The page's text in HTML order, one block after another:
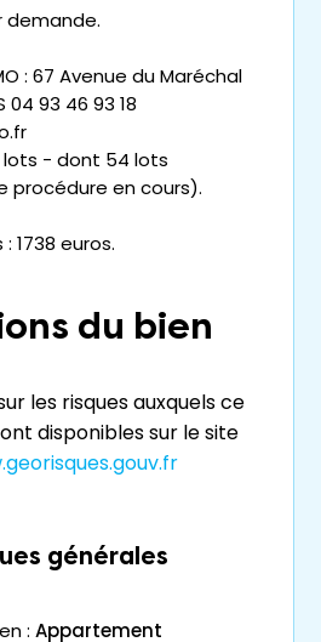
demande.
: 67 Avenue du Maréchal
04 93 46 93 18
lots - dont 54 lots
procédure en cours).
1738 euros.
du bien
les risques auxquels ce
disponibles sur le site
générales
: appartement